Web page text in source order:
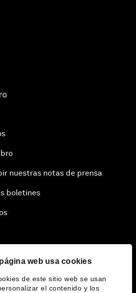
web usa cookies
de este sitio web se usan
el contenido y los
and the World
in China
Alive in 2100?
nuestras notas de prensa
boletines
Foro